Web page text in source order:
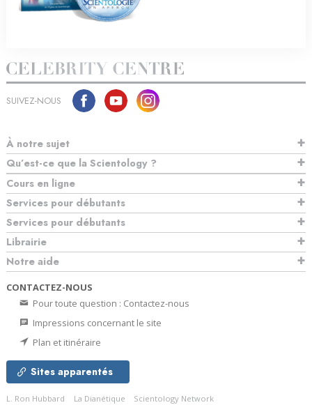
SUIVEZ-NOUS
À notre sujet
Qu’est-ce que la Scientology ?
Cours en ligne
Services pour débutants
Services pour débutants
Librairie
Notre aide
CONTACTEZ-NOUS
Pour toute question : Contactez-nous
Impressions concernant le site
Plan et itinéraire
Sites apparentés
L. Ron Hubbard La Dianétique Scientology Network